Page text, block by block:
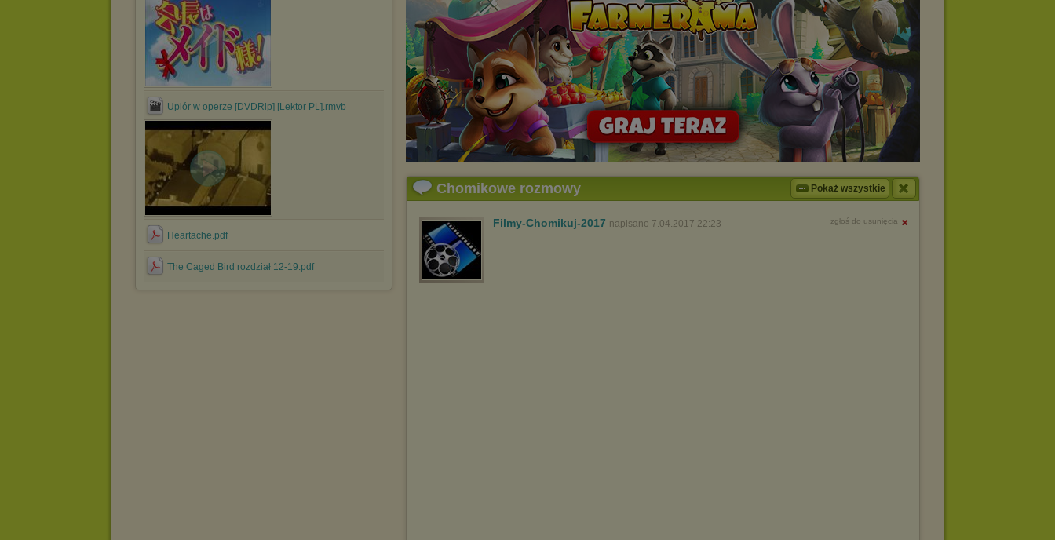
Upiór w operze [DVDRip] [Lektor PL].rmvb
Heartache.pdf
The Caged Bird rozdział 12-19.pdf
Chomikowe rozmowy Pokaż wszystkie
Filmy-Chomikuj-2017 napisano 7.04.2017 22:23 zgłoś do usunięcia